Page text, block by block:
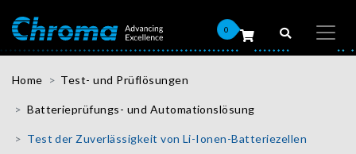
0
Home Test- und Prüflösungen
Batterieprüfungs- und Automationslösung
Test der Zuverlässigkeit von Li-Ionen-Batteriezellen